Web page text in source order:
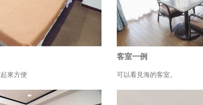
來方便
客室一例
可以看見海的客室。